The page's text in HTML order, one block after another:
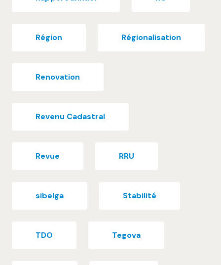
Région Régionalisation
Renovation
Revenu Cadastral
Revue RRU
sibelga Stabilité
TDO Tegova